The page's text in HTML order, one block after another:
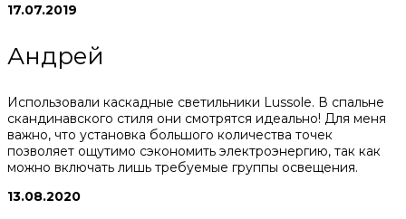
17.07.2019
Андрей
Использовали каскадные светильники Lussole. В спальне
скандинавского стиля они смотрятся идеально! Для меня
важно, что установка большого количества точек
позволяет ощутимо сэкономить электроэнергию, так как
можно включать лишь требуемые группы освещения.
13.08.2020